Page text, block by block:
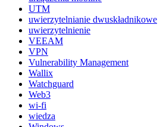
UTM
uwierzytelnianie dwuskładnikowe
uwierzytelnienie
VEEAM
VPN
Vulnerability Management
Wallix
Watchguard
Web3
wi-fi
wiedza